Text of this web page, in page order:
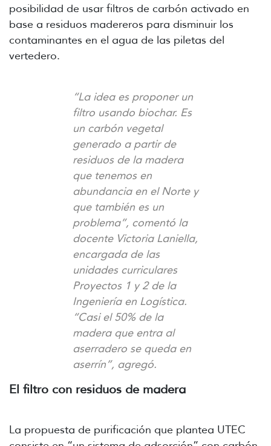
posibilidad de usar filtros de carbón activado en
base a residuos madereros para disminuir los
contaminantes en el agua de las piletas del
vertedero.
“La idea es proponer un
filtro usando biochar. Es
un carbón vegetal
generado a partir de
residuos de la madera
que tenemos en
abundancia en el Norte y
que también es un
problema”, comentó la
docente Victoria Laniella,
encargada de las
unidades curriculares
Proyectos 1 y 2 de la
Ingeniería en Logística.
“Casi el 50% de la
madera que entra al
aserradero se queda en
aserrín”, agregó.
El filtro con residuos de madera
La propuesta de purificación que plantea UTEC